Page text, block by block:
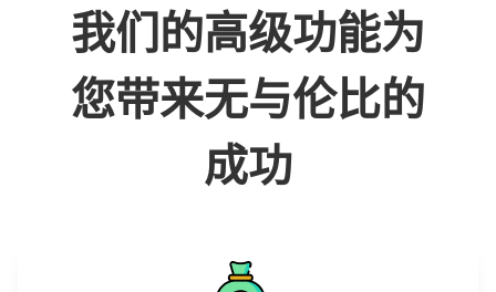
我们的高级功能为
您带来无与伦比的
成功